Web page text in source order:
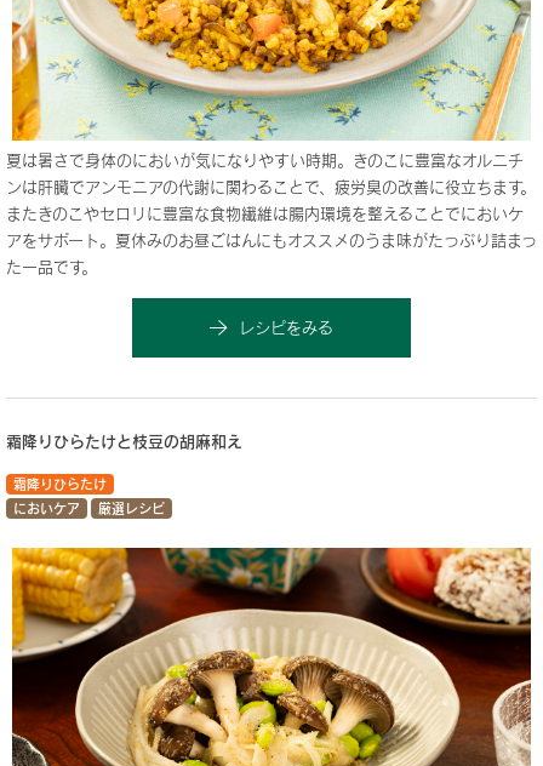
夏は暑さで身体のにおいが気になりやすい時期。きのこに豊富なオルニチ
ンは肝臓でアンモニアの代謝に関わることで、疲労臭の改善に役立ちます。
またきのこやセロリに豊富な食物繊維は腸内環境を整えることでにおいケ
アをサポート。夏休みのお昼ごはんにもオススメのうま味がたっぷり詰まっ
た一品です。
レシピをみる
霜降りひらたけと枝豆の胡麻和え
霜降りひらたけ
においケア
厳選レシピ